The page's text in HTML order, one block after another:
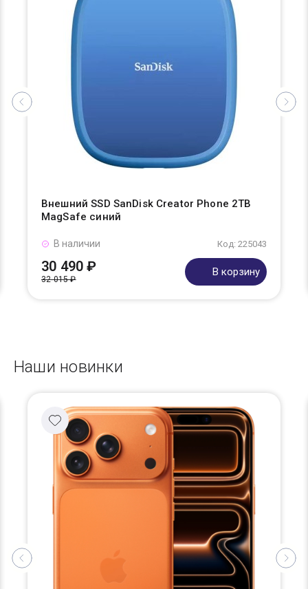
Внешний SSD SanDisk Creator Phone 2TB
MagSafe синий
Код: 225043
В наличии
30 490 ₽
32 015 ₽
В корзину
Наши новинки